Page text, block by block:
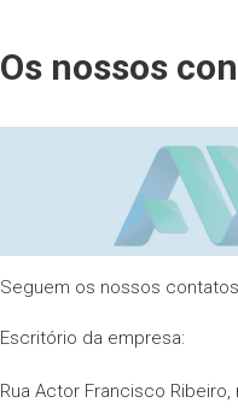
Os nossos
Seguem os nossos
Escritório da empresa:
Rua Actor Francisco Ribeiro,